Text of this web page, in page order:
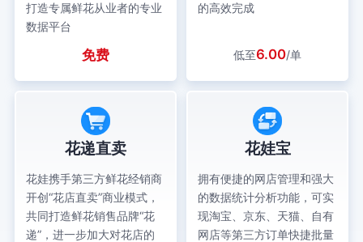
打造专属鲜花从业者的专业
数据平台
免费
的高效完成
低至6.00/单
花递直卖
花娃携手第三方鲜花经销商
开创“花店直卖”商业模式，
共同打造鲜花销售品牌“花
递”，进一步加大对花店的
花娃宝
拥有便捷的网店管理和强大
的数据统计分析功能，可实
现淘宝、京东、天猫、自有
网店等第三方订单快捷批量